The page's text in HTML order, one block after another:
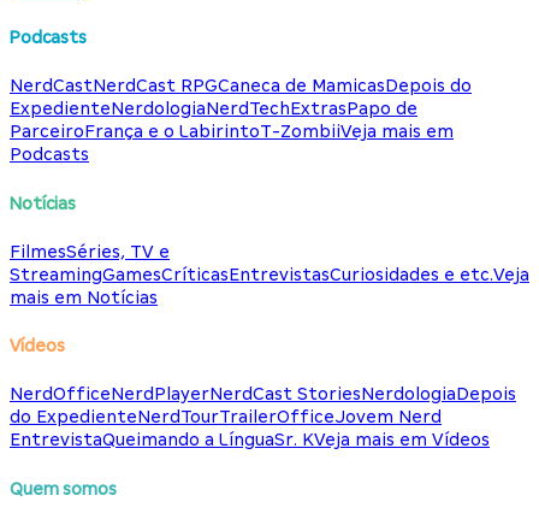
Podcasts
NerdCastNerdCast RPGCaneca de MamicasDepois do
ExpedienteNerdologiaNerdTechExtrasPapo de
ParceiroFrança e o LabirintoT-ZombiiVeja mais em
Podcasts
Notícias
FilmesSéries, TV e
StreamingGamesCríticasEntrevistasCuriosidades e etc.Veja
mais em Notícias
Vídeos
NerdOfficeNerdPlayerNerdCast StoriesNerdologiaDepois
do ExpedienteNerdTourTrailerOfficeJovem Nerd
EntrevistaQueimando a LínguaSr. KVeja mais em Vídeos
Quem somos